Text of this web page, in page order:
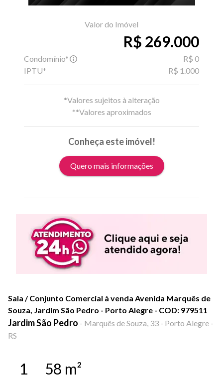
Valor do Imóvel
R$ 269.000
Condomínio*
R$ 0
IPTU*
R$ 1.000
*Valores sujeitos à alteração
**Valores aproximados
Conheça este imóvel!
Quero mais informações
Sala / Conjunto Comercial à venda Avenida Marquês de
Souza, Jardim São Pedro - Porto Alegre - COD: 979511
Jardim São Pedro - Marquês de Souza, 33 - Porto Alegre -
RS
1 58 m²